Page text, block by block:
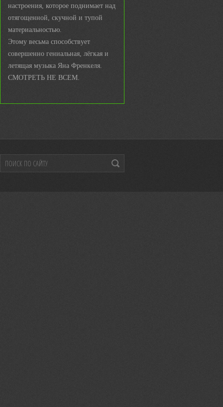
настроения, которое поднимает над
отягощенной, скучной и тупой
материальностью.
Этому весьма способствует
совершенно гениальная, лёгкая и
летящая музыка Яна Френкеля.
СМОТРЕТЬ НЕ ВСЕМ.